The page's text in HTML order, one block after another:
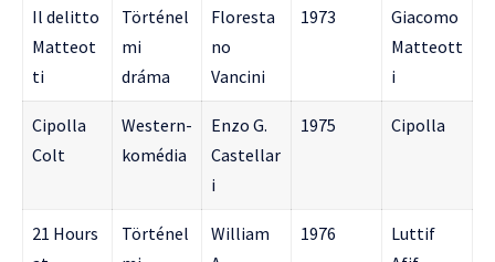
Il delitto
Matteot
ti
Történel
mi
dráma
Floresta
no
Vancini
1973
Giacomo
Matteott
i
Cipolla
Colt
Western-
komédia
Enzo G.
Castellar
i
1975 Cipolla
21 Hours
Történel
William
1976
Luttif